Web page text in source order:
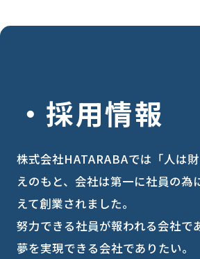
採用情報
株式会社HATARABAでは「人は
えのもと、会社は第一に社員の為
えて創業されました。
努力できる社員が報われる会社で
夢を実現できる会社でありたい。